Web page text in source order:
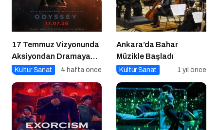
17 Temmuz Vizyonunda
Aksiyondan Dramaya
Bir Yolculuk
Kültür Sanat 4 hafta önce
Ankara’da Bahar
Müzikle Başladı
Kültür Sanat 1 yıl önce